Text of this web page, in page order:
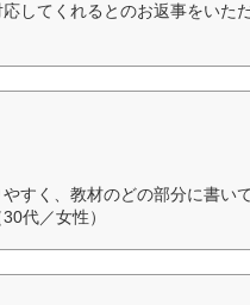
してくれるとのお返事をいた
すく、教材のどの部分に書い
代／女性）